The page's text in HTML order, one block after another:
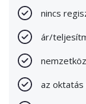
nincs
ár/
az